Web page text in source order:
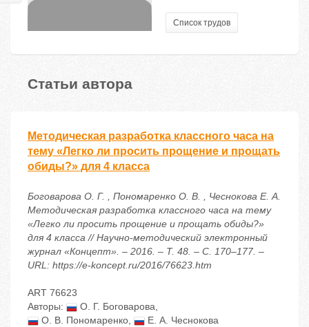
Список трудов
Статьи автора
Методическая разработка классного часа на
тему «Легко ли просить прощение и прощать
обиды?» для 4 класса
Боговарова О. Г. , Пономаренко О. В. , Чеснокова Е. А.
Методическая разработка классного часа на тему
«Легко ли просить прощение и прощать обиды?»
для 4 класса // Научно-методический электронный
журнал «Концепт». – 2016. – Т. 48. – С. 170–177. –
URL: https://e-koncept.ru/2016/76623.htm
ART 76623
Авторы:
О. Г. Боговарова,
О. В. Пономаренко,
Е. А. Чеснокова